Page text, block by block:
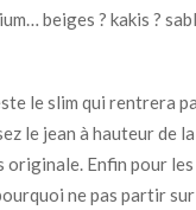
beiges ? kakis ?
le slim qui rentrera
le jean à hauteur de
originale. Enfin pour les
ne pas partir